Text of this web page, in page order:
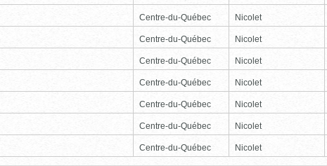
Centre-du-Québec Nicolet
Centre-du-Québec Nicolet
Centre-du-Québec Nicolet
Centre-du-Québec Nicolet
Centre-du-Québec Nicolet
Centre-du-Québec Nicolet
Centre-du-Québec Nicolet